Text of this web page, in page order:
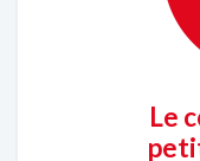
Le